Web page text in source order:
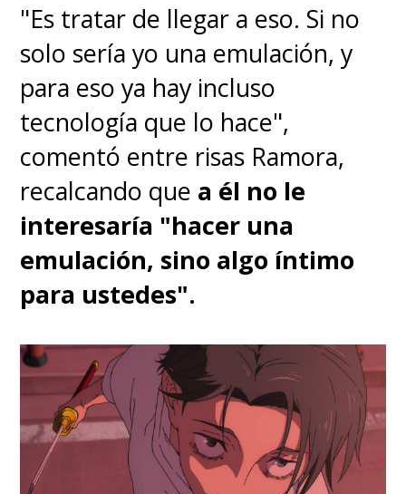
"Es tratar de llegar a eso. Si no
solo sería yo una emulación, y
para eso ya hay incluso
tecnología que lo hace",
comentó entre risas Ramora,
recalcando que a él no le
interesaría "hacer una
emulación, sino algo íntimo
para ustedes".